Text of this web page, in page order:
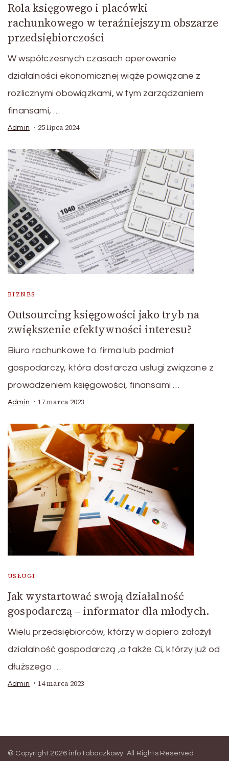
Rola księgowego i placówki
rachunkowego w teraźniejszym obszarze
przedsiębiorczości
W współczesnych czasach operowanie
działalności ekonomicznej wiąże powiązane z
rozlicznymi obowiązkami, w tym zarządzaniem
finansami, …
Admin 25 lipca 2024
BIZNES
Outsourcing księgowości jako tryb na
zwiększenie efektywności interesu?
Biuro rachunkowe to firma lub podmiot
gospodarczy, która dostarcza usługi związane z
prowadzeniem księgowości, finansami …
Admin 17 marca 2023
USŁUGI
Jak wystartować swoją działalność
gospodarczą – informator dla młodych.
Wielu przedsiębiorców, którzy w dopiero założyli
działalność gospodarczą ,a także Ci, którzy już od
dłuższego …
Admin 14 marca 2023
© Copyright 2026 info tabaczkowy. All Rights Reserved.